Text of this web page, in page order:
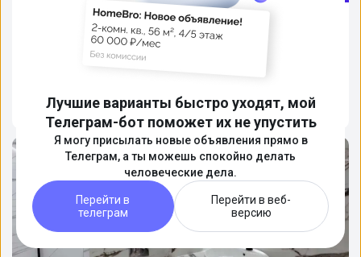
Не нужно! Наши специалисты возьмут
весть процесс поиска жилья и общения
Подробнее
Лучшие варианты быстро уходят, мой
Телеграм-бот поможет их не упустить
Я могу присылать новые объявления прямо в
Телеграм, а ты можешь спокойно делать
человеческие дела.
Перейти в
телеграм
Перейти в веб-
версию